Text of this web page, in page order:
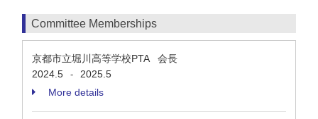
Committee Memberships
京都市立堀川高等学校PTA 会長
2024.5
-
2025.5
More details